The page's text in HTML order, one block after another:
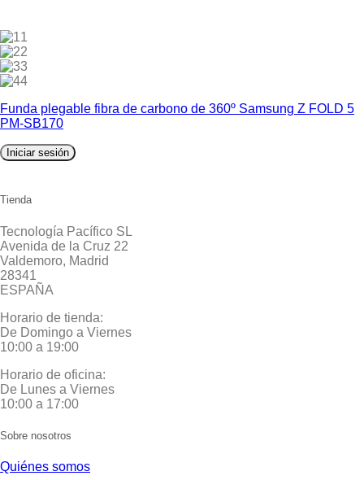
1
2
3
4
Funda plegable fibra de carbono de 360º Samsung Z FOLD 5
PM-SB170
Iniciar sesión
Tienda
Tecnología Pacífico SL
Avenida de la Cruz 22
Valdemoro, Madrid
28341
ESPAÑA
Horario de tienda:
De Domingo a Viernes
10:00 a 19:00
Horario de oficina:
De Lunes a Viernes
10:00 a 17:00
Sobre nosotros
Quiénes somos